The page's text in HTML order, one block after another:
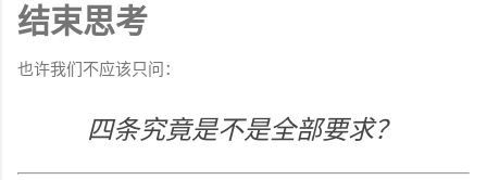
结束思考
也许我们不应该只问：
四条究竟是不是全部要求？